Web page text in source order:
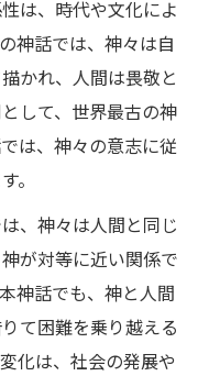
は、時代や文化によ
神話では、神々は自
かれ、人間は畏敬と
して、世界最古の神
は、神々の意志に従
。
、神々は人間と同じ
が対等に近い関係で
神話でも、神と人間
て困難を乗り越える
化は、社会の発展や